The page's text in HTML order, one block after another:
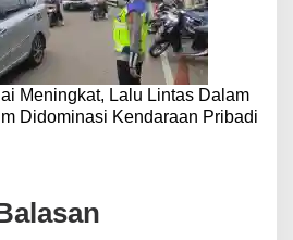
Meningkat, Lalu Lintas Dalam
Didominasi Kendaraan Pribadi